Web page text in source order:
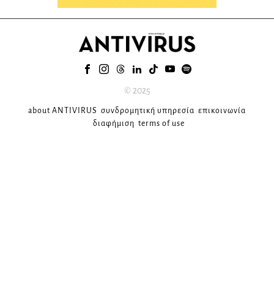
© 2025
about ANTIVIRUS συνδρομητική υπηρεσία επικοινωνία
διαφήμιση terms of use